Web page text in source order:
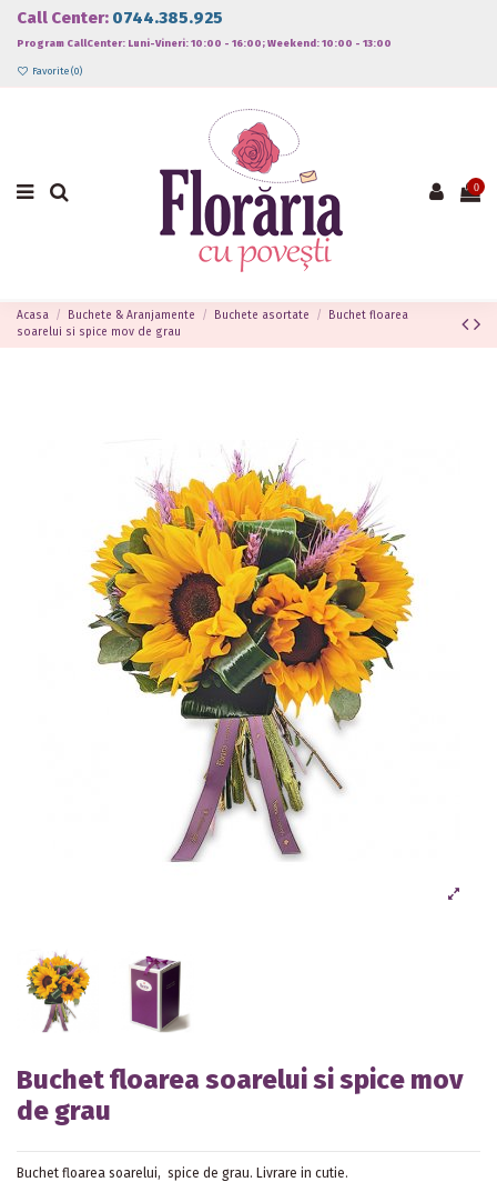
Call Center: 0744.385.925
Program CallCenter: Luni-Vineri: 10:00 - 16:00; Weekend: 10:00 - 13:00
Favorite (0)
0
Acasa Buchete & Aranjamente Buchete asortate
Buchet floarea
soarelui si spice mov de grau
Buchet floarea soarelui si spice mov
de grau
Buchet floarea soarelui, spice de grau. Livrare in cutie.